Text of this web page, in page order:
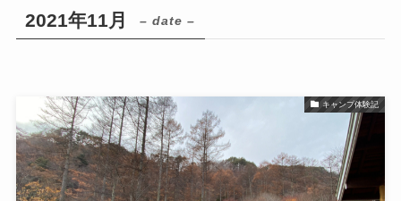
2021年11月 – date –
キャンプ体験記